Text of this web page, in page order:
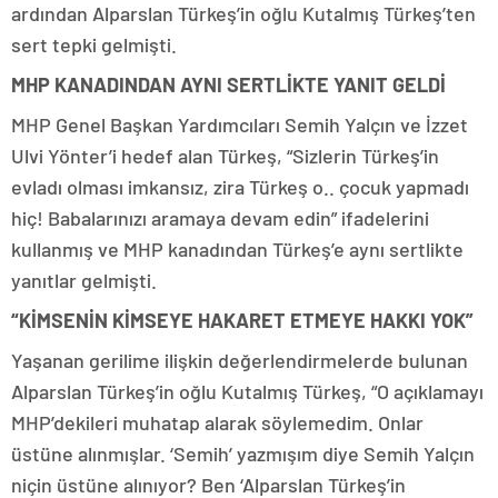
ardından Alparslan Türkeş’in oğlu Kutalmış Türkeş’ten
sert tepki gelmişti.
MHP KANADINDAN AYNI SERTLİKTE YANIT GELDİ
MHP Genel Başkan Yardımcıları Semih Yalçın ve İzzet
Ulvi Yönter’i hedef alan Türkeş, “Sizlerin Türkeş’in
evladı olması imkansız, zira Türkeş o.. çocuk yapmadı
hiç! Babalarınızı aramaya devam edin” ifadelerini
kullanmış ve MHP kanadından Türkeş’e aynı sertlikte
yanıtlar gelmişti.
“KİMSENİN KİMSEYE HAKARET ETMEYE HAKKI YOK”
Yaşanan gerilime ilişkin değerlendirmelerde bulunan
Alparslan Türkeş’in oğlu Kutalmış Türkeş, “O açıklamayı
MHP’dekileri muhatap alarak söylemedim. Onlar
üstüne alınmışlar. ‘Semih’ yazmışım diye Semih Yalçın
niçin üstüne alınıyor? Ben ‘Alparslan Türkeş’in